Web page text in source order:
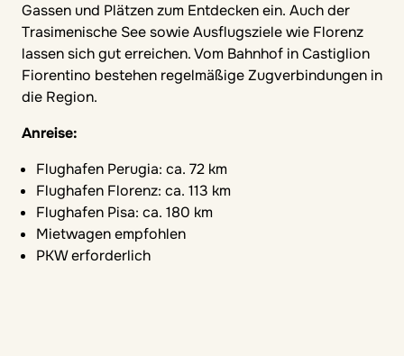
Gassen und Plätzen zum Entdecken ein. Auch der
Trasimenische See sowie Ausflugsziele wie Florenz
lassen sich gut erreichen. Vom Bahnhof in Castiglion
Fiorentino bestehen regelmäßige Zugverbindungen in
die Region.
Anreise:
Flughafen Perugia: ca. 72 km
Flughafen Florenz: ca. 113 km
Flughafen Pisa: ca. 180 km
Mietwagen empfohlen
PKW erforderlich